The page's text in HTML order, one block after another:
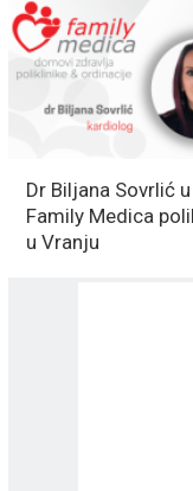
Dr Biljana Sovrlić u
Family Medica
u Vranju